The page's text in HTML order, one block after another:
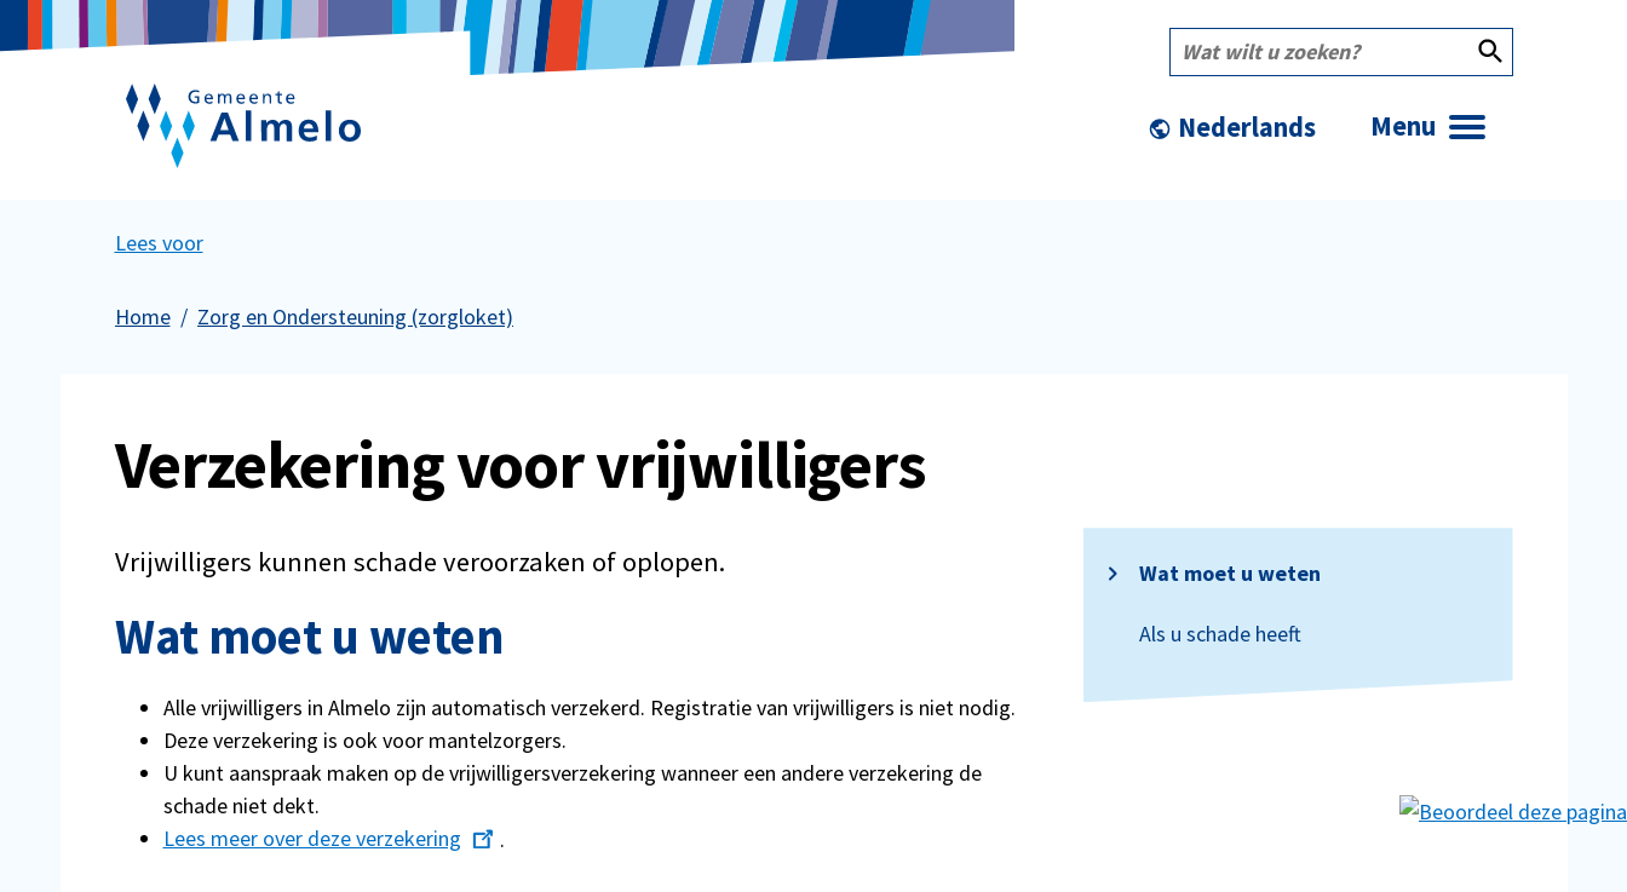
Menu
Wat
wilt
zoeken?
Lees voor
Home Zorg en Ondersteuning (zorgloket)
Verzekering voor vrijwilligers
Wat moet u weten
Als u schade heeft
Vrijwilligers kunnen schade veroorzaken of oplopen.
Wat moet u weten
Alle vrijwilligers in Almelo zijn automatisch verzekerd. Registratie van vrijwilligers is niet nodig.
Deze verzekering is ook voor mantelzorgers.
U kunt aanspraak maken op de vrijwilligersverzekering wanneer een andere verzekering de
schade niet dekt.
Lees meer over deze verzekering
.